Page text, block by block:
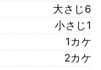
大さじ6
小さじ1
1カケ
2カケ